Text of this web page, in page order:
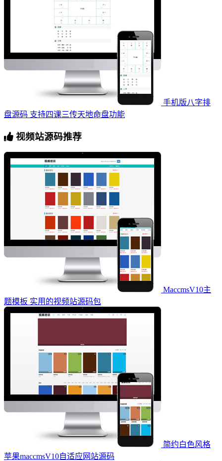
手机版八字排
盘源码 支持四课三传天地命盘功能
视频站源码推荐
MaccmsV10主
题模板 实用的视频站源码包
简约白色风格
苹果maccmsV10自适应网站源码